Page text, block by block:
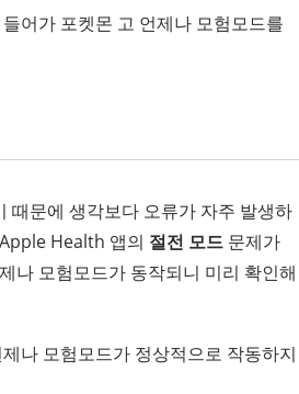
어가 포켓몬 고 언제나 모험모드를
때문에 생각보다 오류가 자주 발생하
Health 앱의 절전 모드 문제가
나 모험모드가 동작되니 미리 확인해
나 모험모드가 정상적으로 작동하지